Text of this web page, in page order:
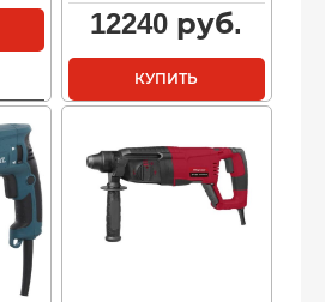
12240 руб.
КУПИТЬ